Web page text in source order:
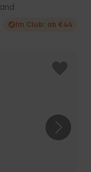
Im Club: ab €44